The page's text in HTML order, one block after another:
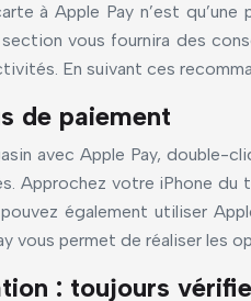
à Apple Pay n’est
vous fournira des
En suivant ces
de paiement
avec Apple Pay, double-
Approchez votre iPhone
également utiliser
vous permet de réaliser les
: toujours